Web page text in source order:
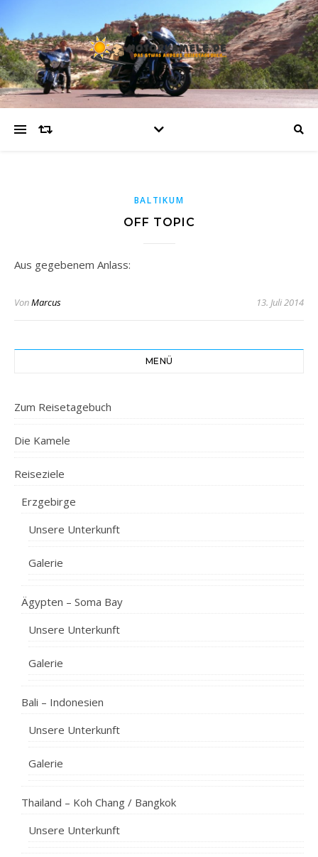
BALTIKUM
OFF TOPIC
Aus gegebenem Anlass:
VonMarcus 13. Juli 2014
MENÜ
Zum Reisetagebuch
Die Kamele
Reiseziele
Erzgebirge
Unsere Unterkunft
Galerie
Ägypten – Soma Bay
Unsere Unterkunft
Galerie
Bali – Indonesien
Unsere Unterkunft
Galerie
Thailand – Koh Chang / Bangkok
Unsere Unterkunft